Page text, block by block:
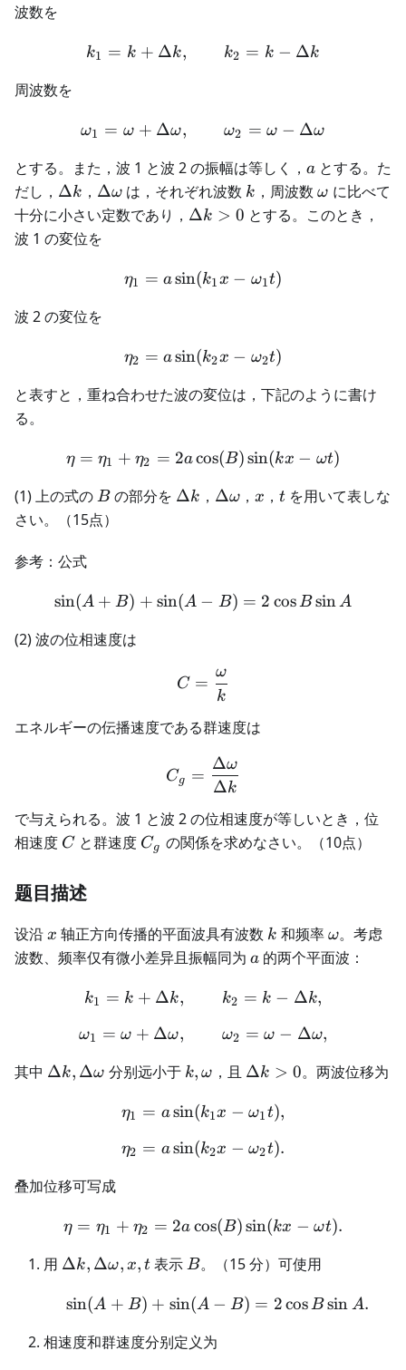
波数を
k_1 = k + \Delta
k1 = k + Δk, k2 = k − Δk
周波数を
\omega_1 = \omega +
ω1 = ω + Δω, ω2 = ω − Δω
とする。また，波 1 と波 2 の振幅は等しく， a
a とする。た
だし， \Delta
k
Δk ， \Delta
\omega
Δω は，それぞれ波数 k
k ，周波数 \omega
ω に比べて
十分に小さい定数であり， \Delta
Δk > 0 とする。このとき，
波 1 の変位を
\eta_1 = a \sin(k_1 x -
η1 = asin(k1x − ω1t)
波 2 の変位を
\eta_2 = a \sin(k_2 x -
η2 = asin(k2x − ω2t)
と表すと，重ね合わせた波の変位は，下記のように書け
る。
\eta = \eta_1 + \eta_2 =
η = η1 + η2 = 2acos(B)sin(kx − ωt)
(1) 上の式の B
Bの部分を \Delta
Δk ， \Delta
Δω ，x
x ，t
t を用いて表しな
さい。（15点）
参考：公式
\sin(A+B) + \sin(A-B) =
sin(A + B) + sin(A − B) = 2 cosB sinA
(2) 波の位相速度は
C = \frac{\omega}{k}
C =
k
ω
エネルギーの伝播速度である群速度は
C_g = \frac{\Delta
Cg =
Δk
Δω
で与えられる。波 1 と波 2 の位相速度が等しいとき，位
相速度 C
C と群速度 C_g
Cg の関係を求めなさい。（10点）
题目描述
设沿 x
x 轴正方向传播的平面波具有波数 k
k 和频率\omega
ω。考虑
波数、频率仅有微小差异且振幅同为 a
a 的两个平面波：
k_1=k+\Delta k,\qquad
k1 = k + Δk, k2 = k − Δk,
ω1 = ω + Δω, ω2 = ω − Δω,
其中 \Delta
Δk, Δω 分别远小于 k,\omega
k, ω ，且 \Delta
Δk > 0。两波位移为
\eta_1=a\sin(k_1x-
η1 = asin(k1x − ω1t),
\eta_2=a\sin(k_2x-
η2 = asin(k2x − ω2t).
叠加位移可写成
\eta=\eta_1+\eta_2
η = η1 + η2 = 2a cos(B)sin(kx − ωt).
用 \Delta
Δk, Δω, x, t表示 B
B。（15 分）可使用
\sin(A+B)+\sin(A-
sin(A + B) + sin(A − B) = 2cosB sin A.
相速度和群速度分别定义为